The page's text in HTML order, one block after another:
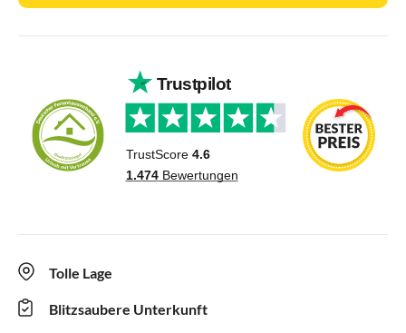
Tolle Lage
Blitzsaubere Unterkunft